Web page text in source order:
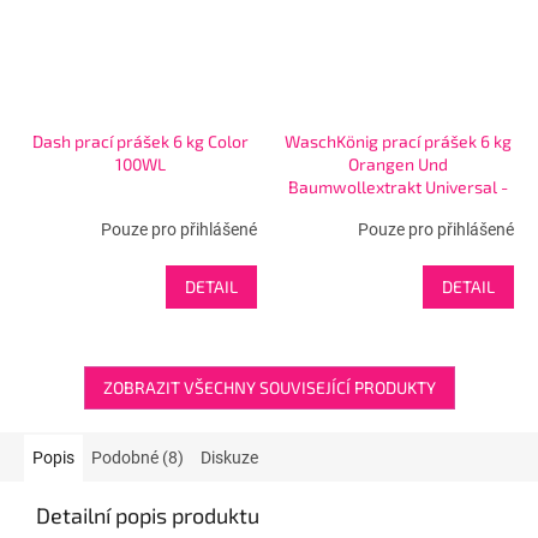
Dash prací prášek 6 kg Color
100WL
Pouze pro přihlášené
DETAIL
WaschKönig prací prášek 6 kg
Orangen Und
Baumwollextrakt Universal -
Pouze pro přihlášené
DETAIL
ZOBRAZIT VŠECHNY SOUVISEJÍCÍ PRODUKTY
Popis Podobné (8) Diskuze
Detailní popis produktu